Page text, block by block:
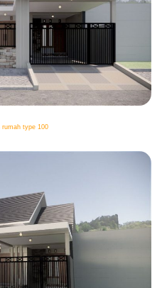
rumah type 100